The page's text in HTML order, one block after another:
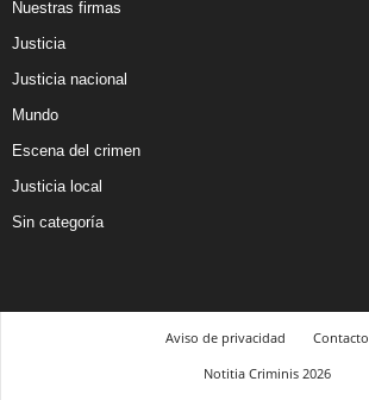
Nuestras firmas
Justicia
Justicia nacional
Mundo
Escena del crimen
Justicia local
Sin categoría
Aviso de privacidad
Contacto
Notitia Criminis 2026